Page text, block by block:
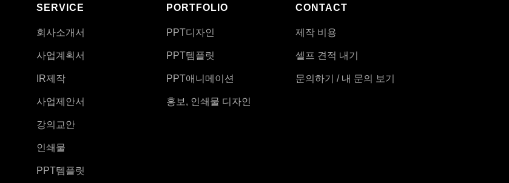
SERVICE
회사소개서
사업계획서
IR제작
사업제안서
강의교안
인쇄물
PPT템플릿
PORTFOLIO
PPT디자인
PPT템플릿
PPT애니메이션
홍보, 인쇄물 디자인
CONTACT
제작 비용
셀프 견적 내기
문의하기 / 내 문의 보기